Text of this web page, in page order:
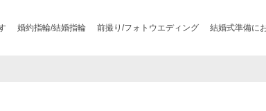
婚約指輪/結婚指輪 前撮り/フォトウエディング 結婚式準備に